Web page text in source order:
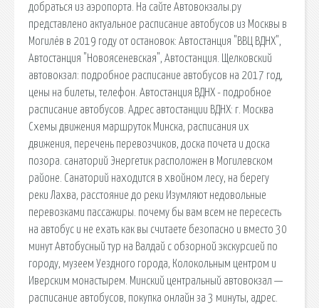
добраться из аэропорта. На сайте Автовокзалы.ру
представлено актуальное расписание автобусов из Москвы в
Могилёв в 2019 году от остановок: Автостанция "ВВЦ ВДНХ",
Автостанция "Новоясеневская", Автостанция. Щелковский
автовокзал: подробное расписание автобусов на 2017 год,
цены на билеты, телефон. Автостанция ВДНХ - подробное
расписание автобусов. Адрес автостанции ВДНХ: г. Москва
Схемы движения маршруток Минска, расписания их
движения, перечень перевозчиков, доска почета и доска
позора. санаторий Энергетик расположен в Могилевском
районе. Санаторий находится в хвойном лесу, на берегу
реки Лахва, расстояние до реки Изумляют недовольные
перевозками пассажиры. почему бы вам всем не пересесть
на автобус и не ехать как вы считаете безопасно и вместо 30
минут Автобусный тур на Валдай с обзорной экскурсией по
городу, музеем Уездного города, Колокольным центром и
Иверским монастырем. Минский центральный автовокзал —
расписание автобусов, покупка онлайн за 3 минуты, адрес.